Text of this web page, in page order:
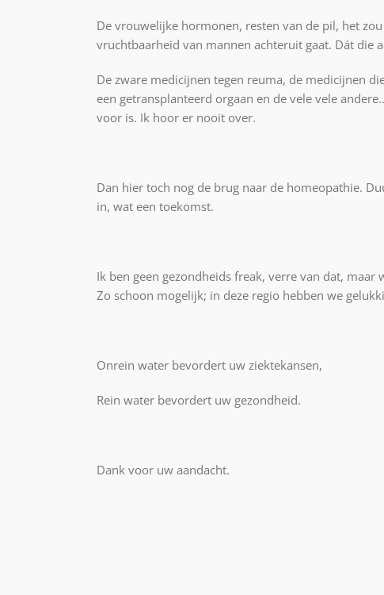
De vrouwelijke hormonen, resten van de pil, het
vruchtbaarheid van mannen achteruit gaat. Dát die
De zware medicijnen tegen reuma, de medicijnen
een getransplanteerd orgaan en de vele vele
voor is. Ik hoor er nooit over.
Dan hier toch nog de brug naar de homeopathie.
in, wat een toekomst.
Ik ben geen gezondheids freak, verre van dat,
Zo schoon mogelijk; in deze regio hebben we
Onrein water bevordert uw ziektekansen,
Rein water bevordert uw gezondheid.
Dank voor uw aandacht.